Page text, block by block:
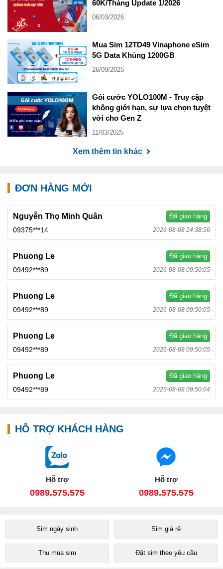
60K/Tháng Update 1/2026
06/03/2026
Mua Sim 12TD49 Vinaphone eSim
5G Data Khủng 1200GB
26/09/2025
Gói cước YOLO100M - Truy cập
không giới hạn, sự lựa chọn tuyệt
vời cho Gen Z
11/03/2025
Xem thêm tin khác
ĐƠN HÀNG MỚI
Nguyễn Thọ Minh Quân Đã giao hàng
09375***14 2026-08-08 14:38:56
Phuong Le Đã giao hàng
09492***89 2026-08-08 09:50:05
Phuong Le Đã giao hàng
09492***89 2026-08-08 09:50:05
Phuong Le Đã giao hàng
09492***89 2026-08-08 09:50:05
Phuong Le Đã giao hàng
09492***89 2026-08-08 09:50:04
HỖ TRỢ KHÁCH HÀNG
Hỗ trợ
0989.575.575
Hỗ trợ
0989.575.575
Sim ngày sinh Sim giá rẻ
Thu mua sim Đặt sim theo yêu cầu